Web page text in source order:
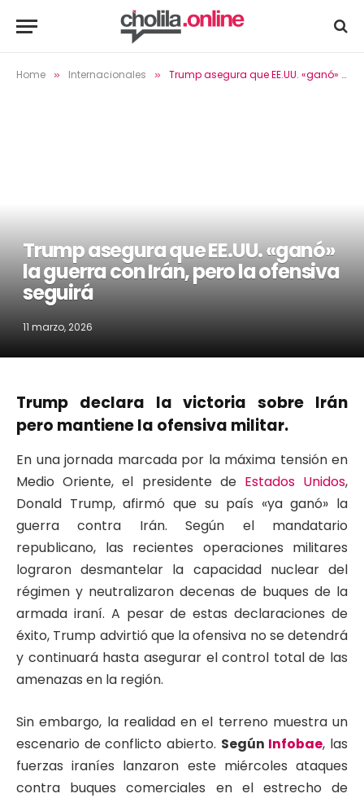
Home » Internacionales » Trump asegura que EE.UU. «ganó» la guerra con Irán, pero la ofensiva seguirá
Trump asegura que EE.UU. «ganó»
la guerra con Irán, pero la ofensiva
seguirá
11 marzo, 2026
Trump declara la victoria sobre Irán
pero mantiene la ofensiva militar.
En una jornada marcada por la máxima tensión en
Medio Oriente, el presidente de Estados Unidos,
Donald Trump, afirmó que su país «ya ganó» la
guerra contra Irán. Según el mandatario
republicano, las recientes operaciones militares
lograron desmantelar la capacidad nuclear del
régimen y neutralizaron decenas de buques de la
armada iraní. A pesar de estas declaraciones de
éxito, Trump advirtió que la ofensiva no se detendrá
y continuará hasta asegurar el control total de las
amenazas en la región.
Sin embargo, la realidad en el terreno muestra un
escenario de conflicto abierto. Según Infobae, las
fuerzas iraníes lanzaron este miércoles ataques
contra buques comerciales en el estrecho de